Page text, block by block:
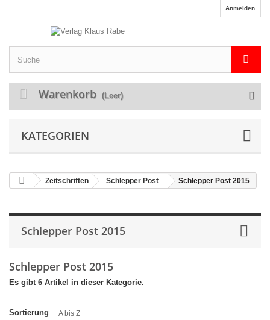
Anmelden
Warenkorb (Leer)
KATEGORIEN
Zeitschriften Schlepper Post Schlepper Post 2015
Schlepper Post 2015
Schlepper Post 2015
Es gibt 6 Artikel in dieser Kategorie.
Sortierung A bis Z